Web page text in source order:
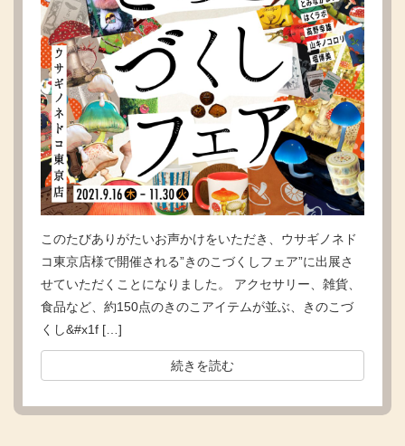
このたびありがたいお声かけをいただき、ウサギノネド
コ東京店様で開催される”きのこづくしフェア”に出展さ
せていただくことになりました。 アクセサリー、雑貨、
食品など、約150点のきのこアイテムが並ぶ、きのこづ
くし&#x1f […]
続きを読む